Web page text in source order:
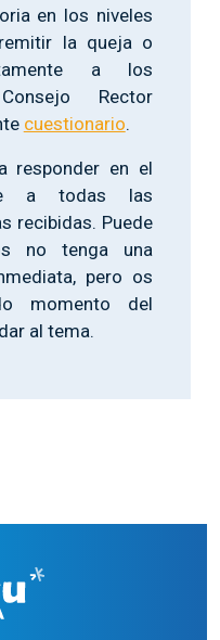
en los niveles
la queja o
a los
Rector
cuestionario.
responder en el
a todas las
recibidas. Puede
no tenga una
pero os
momento del
al tema.